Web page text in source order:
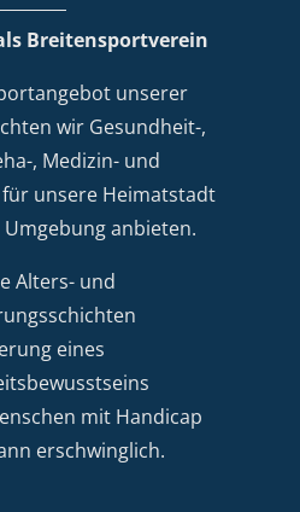
Breitensportverein
unserer
wir Gesundheit-,
, Medizin- und
unsere Heimatstadt
anbieten.
Alters- und
eines
mit Handicap
erschwinglich.